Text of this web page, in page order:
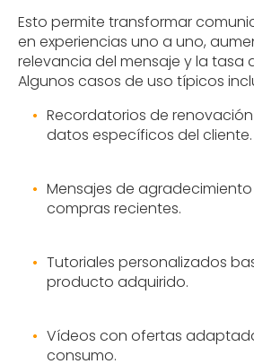
Esto permite transformar
en experiencias uno a uno,
relevancia del mensaje y la tasa
Algunos casos de uso típicos
Recordatorios de
datos específicos del cliente.
Mensajes de
compras recientes.
Tutoriales personalizados
producto adquirido.
Vídeos con ofertas
consumo.